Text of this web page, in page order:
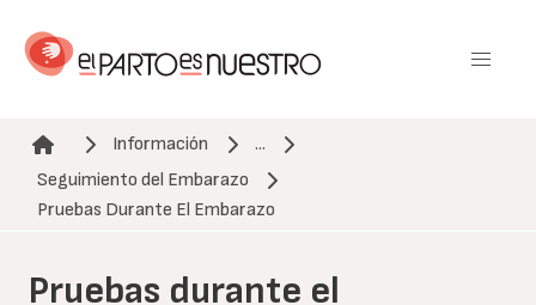
contenido
Ruta de navegación
Información
...
Seguimiento del Embarazo
Pruebas Durante El Embarazo
Pruebas durante el